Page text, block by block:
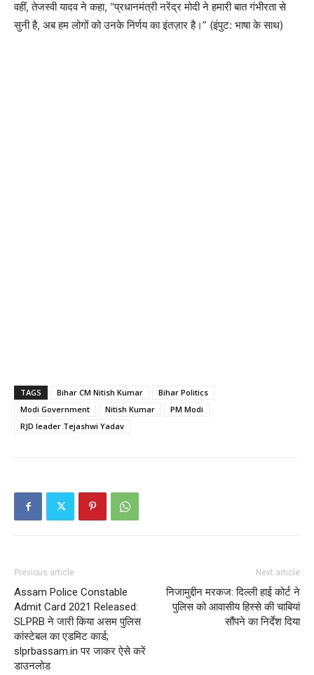
वहीं, तेजस्वी यादव ने कहा, “प्रधानमंत्री नरेंद्र मोदी ने हमारी बात गंभीरता से
सुनी है, अब हम लोगों को उनके निर्णय का इंतज़ार है।” (इंपुट: भाषा के साथ)
TAGS Bihar CM Nitish Kumar
Bihar Politics
Modi Government
Nitish Kumar
PM Modi
RJD leader Tejashwi Yadav
Previous article
Assam Police Constable
Admit Card 2021 Released:
SLPRB ने जारी किया असम पुलिस
कांस्टेबल का एडमिट कार्ड;
slprbassam.in पर जाकर ऐसे करें
डाउनलोड
Next article
निजामुद्दीन मरकज: दिल्‍ली हाई कोर्ट ने
पुलिस को आवासीय हिस्से की चाबियां
सौंपने का निर्देश दिया